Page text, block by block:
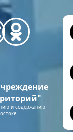
и содержанию